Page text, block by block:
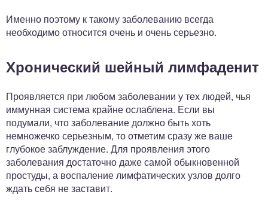
Именно поэтому к такому заболеванию всегда
необходимо относится очень и очень серьезно.
Хронический шейный лимфаденит
Проявляется при любом заболевании у тех людей, чья
иммунная система крайне ослаблена. Если вы
подумали, что заболевание должно быть хоть
немножечко серьезным, то отметим сразу же ваше
глубокое заблуждение. Для проявления этого
заболевания достаточно даже самой обыкновенной
простуды, а воспаление лимфатических узлов долго
ждать себя не заставит.